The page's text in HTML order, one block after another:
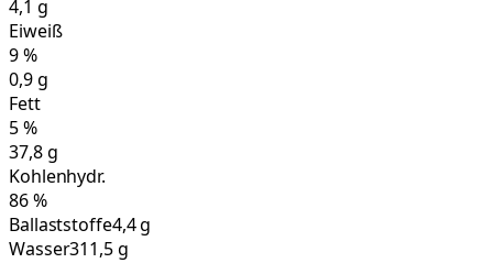
4,1 g
Eiweiß
9%
0,9g
Fett
5%
37,8g
Kohlenhydr.
86%
Ballaststoffe4,4 g
Wasser311,5 g